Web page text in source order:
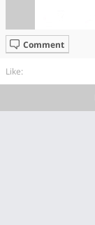
Comment
Like: